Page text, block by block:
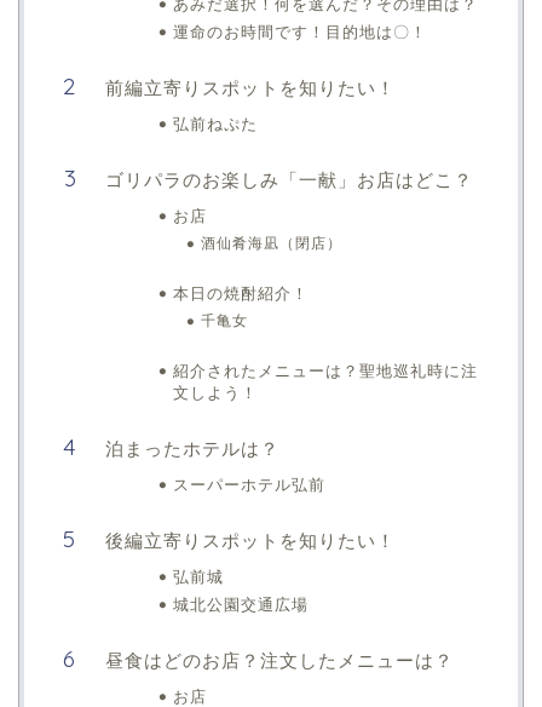
運命のお時間です！目的地は〇！
前編立寄りスポットを知りたい！
弘前ねぷた
ゴリパラのお楽しみ「一献」お店はどこ？
お店
酒仙肴海凪（閉店）
本日の焼酎紹介！
千亀女
紹介されたメニューは？聖地巡礼時に注
文しよう！
泊まったホテルは？
スーパーホテル弘前
後編立寄りスポットを知りたい！
弘前城
城北公園交通広場
昼食はどのお店？注文したメニューは？
お店